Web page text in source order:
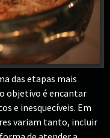
das etapas mais
objetivo é encantar
e inesquecíveis. Em
variam tanto, incluir